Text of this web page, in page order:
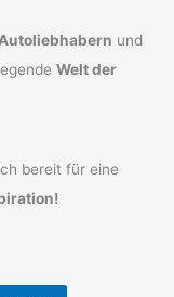
und
Welt der
bereit für eine